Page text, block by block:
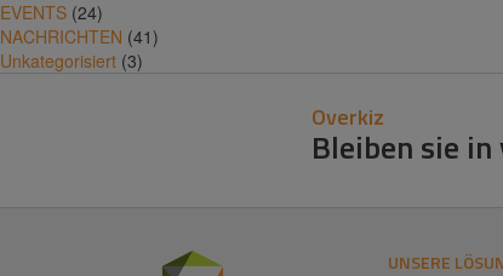
EVENTS (24)
NACHRICHTEN (41)
Unkategorisiert (3)
Overkiz
Bleiben sie
UNSERE